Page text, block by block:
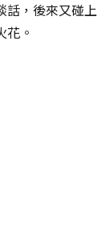
話，後來又碰上
。